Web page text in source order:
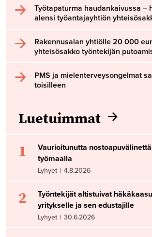
Työtapaturma haudankaivussa –
alensi työantajayhtiön
Rakennusalan yhtiölle 20 000
yhteisösakko työntekijän
PMS ja mielenterveysongelmat
toisilleen
Luetuimmat
1
Vaurioitunutta
työmaalla
Lyhyet | 4.8.2026
2
Työntekijät altistuivat
yritykselle ja sen edustajille
Lyhyet | 30.6.2026